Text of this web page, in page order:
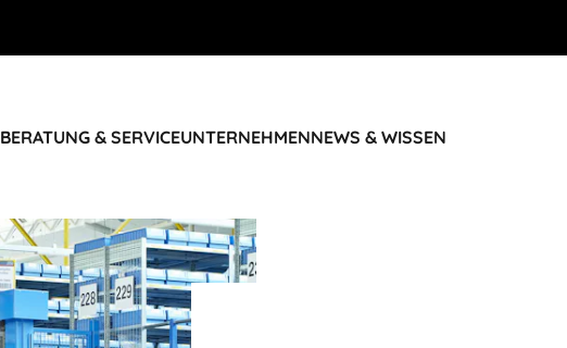
BERATUNG & SERVICEUNTERNEHMENNEWS & WISSEN